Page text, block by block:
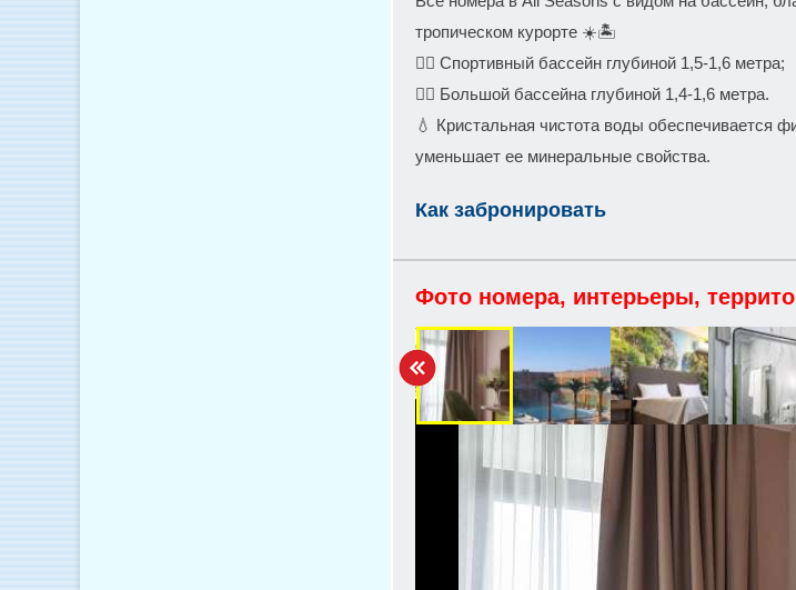
тропическом курорте ☀️🏝
🤽‍♀️ Спортивный бассейн глубиной 1,5-1,6 метра;
🏊‍♀️ Большой бассейна глубиной 1,4-1,6 метра.
💧 Кристальная чистота воды обеспечивается
уменьшает ее минеральные свойства.
Как забронировать
Фото номера, интерьеры,